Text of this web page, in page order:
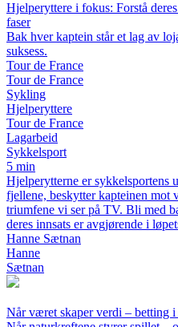
Hjelperyttere i fokus: Forstå
faser
Bak hver kaptein står et lag av
suksess.
Tour de France
Tour de France
Sykling
Hjelperyttere
Tour de France
Lagarbeid
Sykkelsport
5 min
Hjelperytterne er sykkelsportens
fjellene, beskytter kapteinen mot
triumfene vi ser på TV. Bli med
deres innsats er avgjørende i
Hanne Sætnan
Hanne
Sætnan
Når været skaper verdi – betting